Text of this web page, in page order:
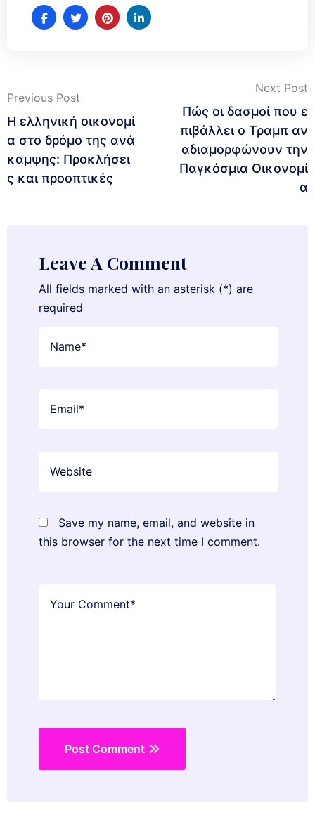
Post
navigation
Previous Post
Η ελληνική οικονομί
α στο δρόμο της ανά
καμψης: Προκλήσει
ς και προοπτικές
Next Post
Πώς οι δασμοί που ε
πιβάλλει ο Τραμπ αν
αδιαμορφώνουν την
Παγκόσμια Οικονομί
α
Leave A Comment
All fields marked with an asterisk (*) are
required
Save my name, email, and website in
this browser for the next time I comment.
Post Comment